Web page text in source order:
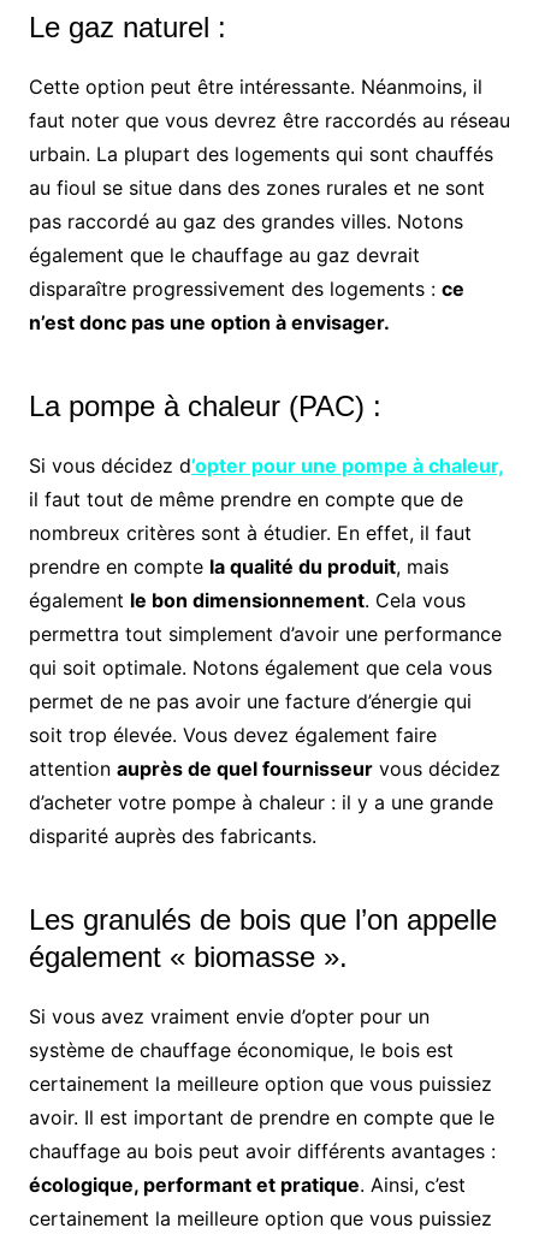
Le gaz naturel :
Cette option peut être intéressante. Néanmoins, il
faut noter que vous devrez être raccordés au réseau
urbain. La plupart des logements qui sont chauffés
au fioul se situe dans des zones rurales et ne sont
pas raccordé au gaz des grandes villes. Notons
également que le chauffage au gaz devrait
disparaître progressivement des logements : ce
n’est donc pas une option à envisager.
La pompe à chaleur (PAC) :
Si vous décidez d’opter pour une pompe à chaleur,
il faut tout de même prendre en compte que de
nombreux critères sont à étudier. En effet, il faut
prendre en compte la qualité du produit, mais
également le bon dimensionnement. Cela vous
permettra tout simplement d’avoir une performance
qui soit optimale. Notons également que cela vous
permet de ne pas avoir une facture d’énergie qui
soit trop élevée. Vous devez également faire
attention auprès de quel fournisseurvous décidez
d’acheter votre pompe à chaleur : il y a une grande
disparité auprès des fabricants.
Les granulés de bois que l’on appelle
également « biomasse ».
Si vous avez vraiment envie d’opter pour un
système de chauffage économique, le bois est
certainement la meilleure option que vous puissiez
avoir. Il est important de prendre en compte que le
chauffage au bois peut avoir différents avantages :
écologique, performant et pratique. Ainsi, c’est
certainement la meilleure option que vous puissiez